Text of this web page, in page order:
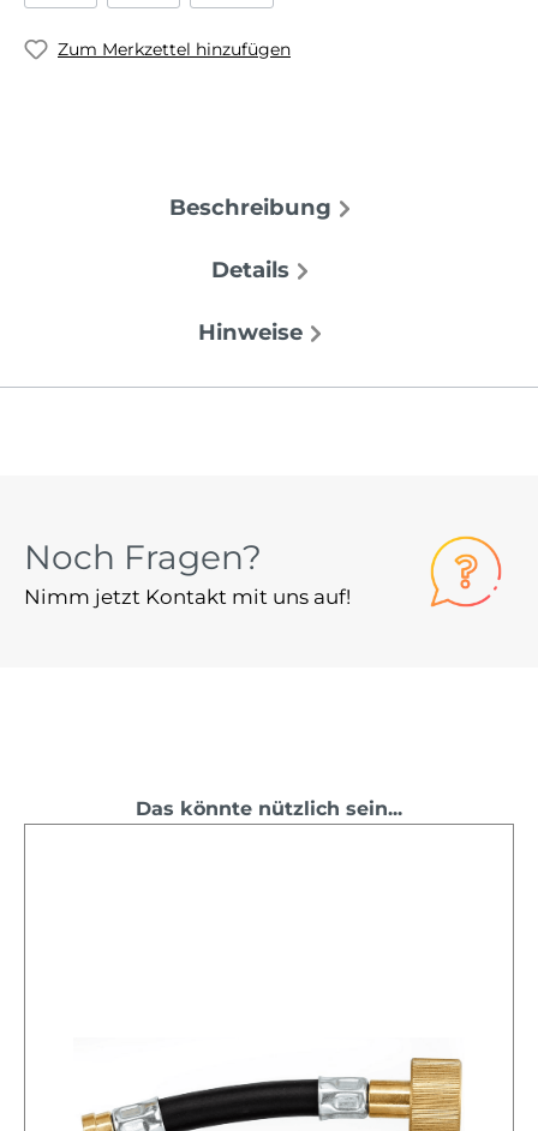
Zum Merkzettel hinzufügen
Beschreibung
Details
Hinweise
Noch Fragen?
Nimm jetzt Kontakt mit uns auf!
Das könnte nützlich sein...